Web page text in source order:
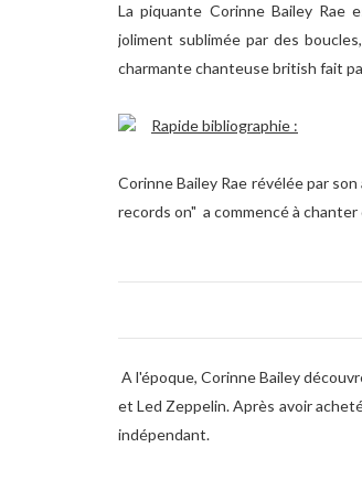
La piquante Corinne Bailey Rae
joliment sublimée par des
charmante chanteuse british fait
Rapide bibliographie :
Corinne Bailey Rae révélée par
records on" a commencé à
A l'époque, Corinne Bailey
et Led Zeppelin. Après avoir
indépendant.